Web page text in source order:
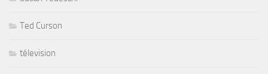
Ted Curson
télevision